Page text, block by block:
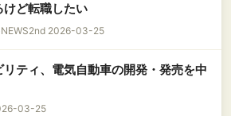
けど転職したい
)NEWS2nd 2026-03-25
ティ、電気自動車の開発・発売を中
03-25